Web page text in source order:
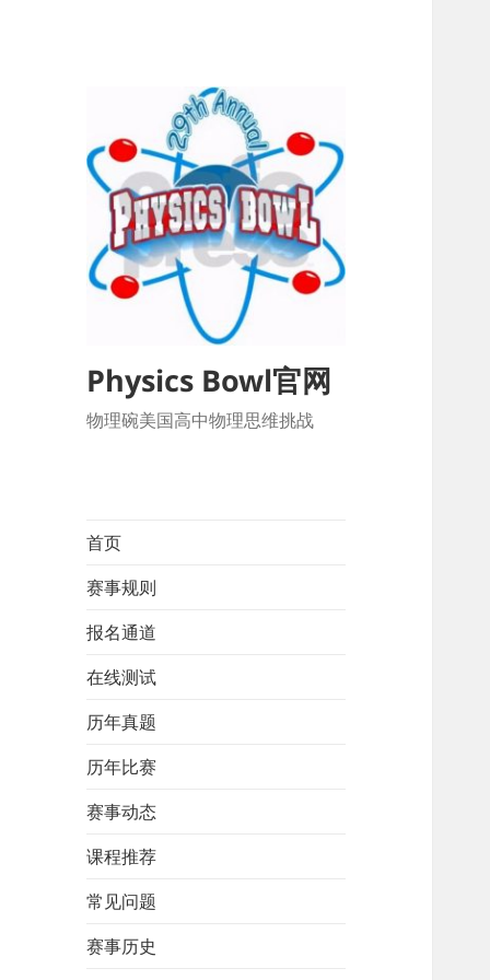
Physics Bowl官网
物理碗美国高中物理思维挑战
首页
赛事规则
报名通道
在线测试
历年真题
历年比赛
赛事动态
课程推荐
常见问题
赛事历史